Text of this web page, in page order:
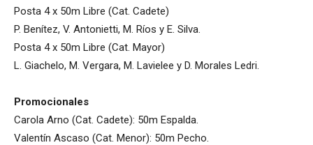
Posta 4 x 50m Libre (Cat. Cadete)
P. Benítez, V. Antonietti, M. Ríos y E. Silva.
Posta 4 x 50m Libre (Cat. Mayor)
L. Giachelo, M. Vergara, M. Lavielee y D. Morales Ledri.
Promocionales
Carola Arno (Cat. Cadete): 50m Espalda.
Valentín Ascaso (Cat. Menor): 50m Pecho.